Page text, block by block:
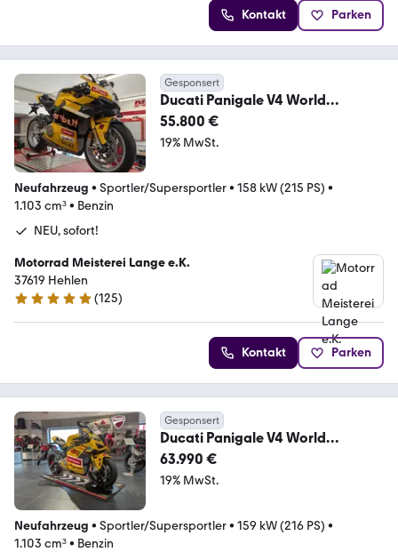
Kontakt Parken
Gesponsert
Ducati Panigale V4 World
Championship Replica Bautista
55.800 €
19% MwSt.
Neufahrzeug • Sportler/Supersportler• 158 kW (215 PS) •
1.103 cm³• Benzin
NEU, sofort!
Motorrad Meisterei Lange e.K.
37619 Hehlen
4.9 Sterne
(125)
Kontakt Parken
Gesponsert
Ducati Panigale V4 World
Champion Replica Pecco Bagnaia
63.990 €
19% MwSt.
Neufahrzeug • Sportler/Supersportler• 159 kW (216 PS) •
1.103 cm³• Benzin